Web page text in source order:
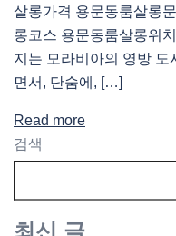
살롱가격 용문동룸살롱
롱코스 용문동룸살롱위
지는 모라비아의 영방 도
면서, 단숨에, […]
Read more
검색